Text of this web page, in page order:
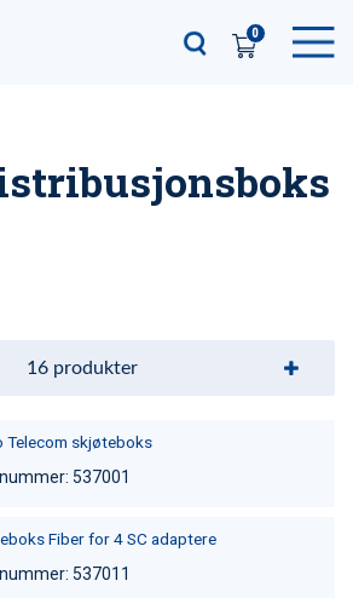
0
16 produkter
Telecom skjøteboks
537001
Fiber for 4 SC adaptere
537011